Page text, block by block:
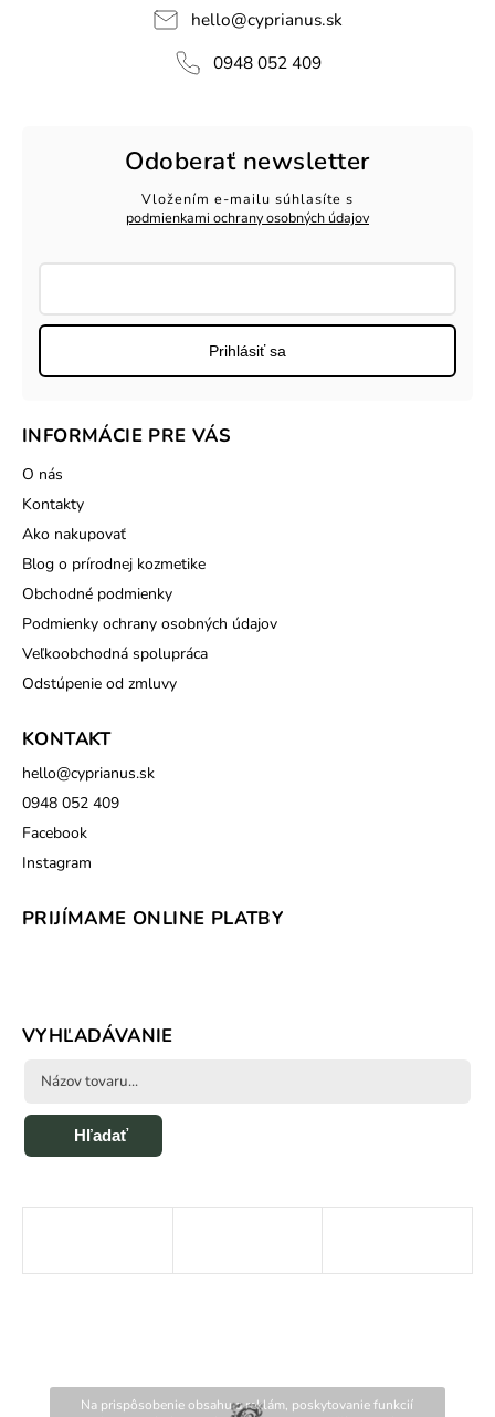
Na prispôsobenie obsahu a reklám, poskytovanie funkcií
hello@cyprianus.sk
0948 052 409
Odoberať newsletter
Vložením e-mailu súhlasíte s
podmienkami ochrany osobných údajov
Prihlásiť sa
INFORMÁCIE PRE VÁS
O nás
Kontakty
Ako nakupovať
Blog o prírodnej kozmetike
Obchodné podmienky
Podmienky ochrany osobných údajov
Veľkoobchodná spolupráca
Odstúpenie od zmluvy
KONTAKT
hello@cyprianus.sk
0948 052 409
Facebook
Instagram
PRIJÍMAME ONLINE PLATBY
VYHĽADÁVANIE
Hľadať